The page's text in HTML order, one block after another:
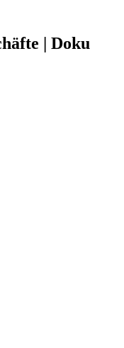
| Doku